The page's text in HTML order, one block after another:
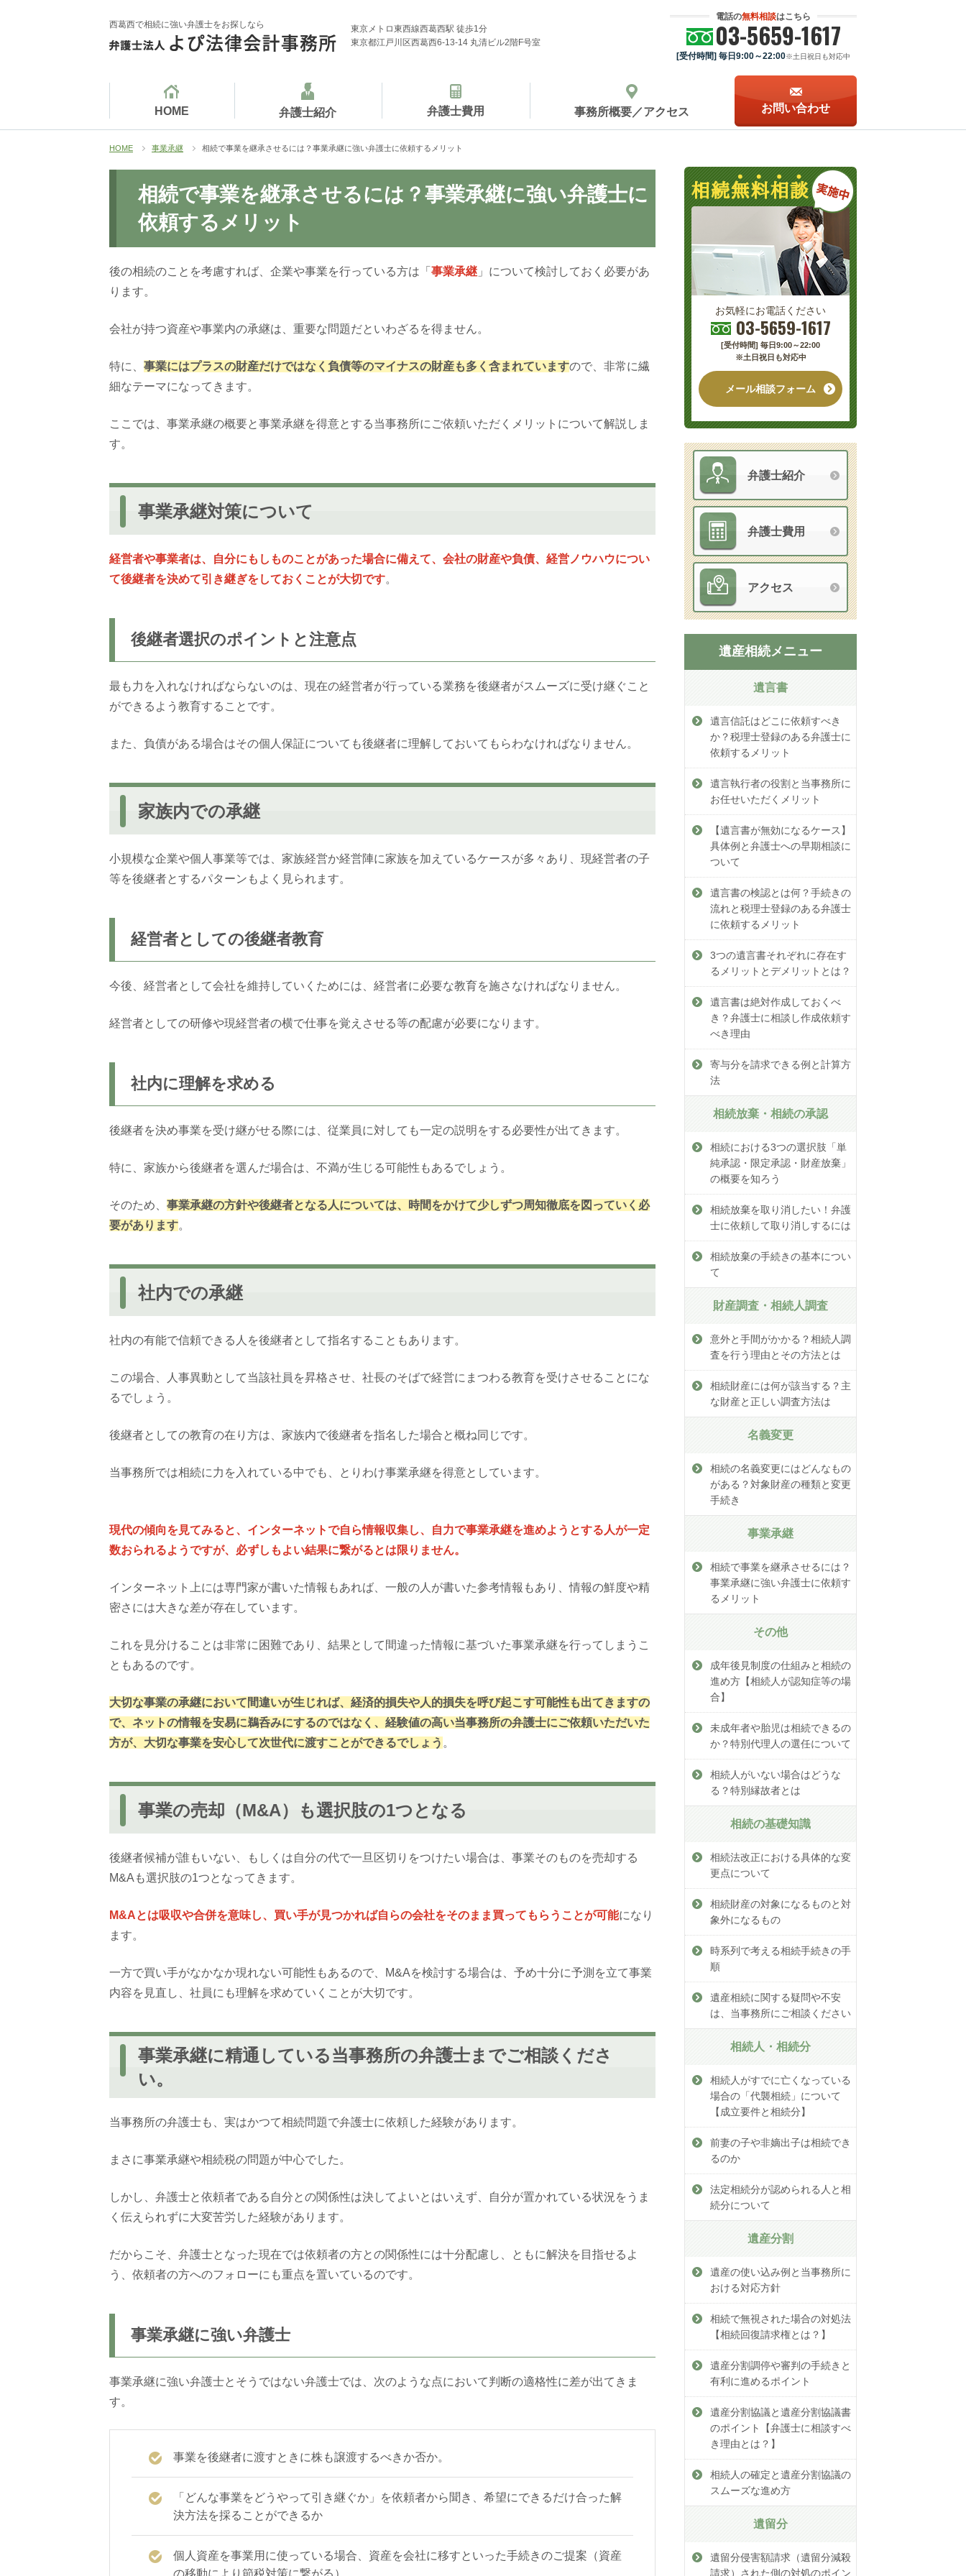
西葛西で相続に強い弁護士をお探しなら
東京メトロ東西線西葛西駅 徒歩1分
東京都江戸川区西葛西6-13-14 丸清ビル2階F号室
電話の無料相談はこちら
03-5659-1617
[受付時間] 毎日9:00～22:00※土日祝日も対応中
HOME 弁護士紹介 弁護士費用 事務所概要／アクセス お問い合わせ
HOME 事業承継 相続で事業を継承させるには？事業承継に強い弁護士に依頼するメリット
相続で事業を継承させるには？事業承継に強い弁護士に
依頼するメリット
後の相続のことを考慮すれば、企業や事業を行っている方は「 事業承継 」について検討しておく必要があ
ります。
会社が持つ資産や事業内の承継は、重要な問題だといわざるを得ません。
特に、 事業にはプラスの財産だけではなく負債等のマイナスの財産も多く含まれていますので、非常に繊
細なテーマになってきます。
ここでは、事業承継の概要と事業承継を得意とする当事務所にご依頼いただくメリットについて解説しま
す。
事業承継対策について
経営者や事業者は、自分にもしものことがあった場合に備えて、会社の財産や負債、経営ノウハウについ
て後継者を決めて引き継ぎをしておくことが大切です。
後継者選択のポイントと注意点
最も力を入れなければならないのは、現在の経営者が行っている業務を後継者がスムーズに受け継ぐこと
ができるよう教育することです。
また、負債がある場合はその個人保証についても後継者に理解しておいてもらわなければなりません。
家族内での承継
小規模な企業や個人事業等では、家族経営か経営陣に家族を加えているケースが多々あり、現経営者の子
等を後継者とするパターンもよく見られます。
経営者としての後継者教育
今後、経営者として会社を維持していくためには、経営者に必要な教育を施さなければなりません。
経営者としての研修や現経営者の横で仕事を覚えさせる等の配慮が必要になります。
社内に理解を求める
後継者を決め事業を受け継がせる際には、従業員に対しても一定の説明をする必要性が出てきます。
特に、家族から後継者を選んだ場合は、不満が生じる可能性もあるでしょう。
そのため、 事業承継の方針や後継者となる人については、時間をかけて少しずつ周知徹底を図っていく必
要があります。
社内での承継
社内の有能で信頼できる人を後継者として指名することもあります。
この場合、人事異動として当該社員を昇格させ、社長のそばで経営にまつわる教育を受けさせることにな
るでしょう。
後継者としての教育の在り方は、家族内で後継者を指名した場合と概ね同じです。
当事務所では相続に力を入れている中でも、とりわけ事業承継を得意としています。
現代の傾向を見てみると、インターネットで自ら情報収集し、自力で事業承継を進めようとする人が一定
数おられるようですが、必ずしもよい結果に繋がるとは限りません。
インターネット上には専門家が書いた情報もあれば、一般の人が書いた参考情報もあり、情報の鮮度や精
密さには大きな差が存在しています。
これを見分けることは非常に困難であり、結果として間違った情報に基づいた事業承継を行ってしまうこ
ともあるのです。
大切な事業の承継において間違いが生じれば、経済的損失や人的損失を呼び起こす可能性も出てきますの
で、ネットの情報を安易に鵜呑みにするのではなく、経験値の高い当事務所の弁護士にご依頼いただいた
方が、大切な事業を安心して次世代に渡すことができるでしょう 。
事業の売却（M&A）も選択肢の1つとなる
後継者候補が誰もいない、もしくは自分の代で一旦区切りをつけたい場合は、事業そのものを売却する
M&Aも選択肢の1つとなってきます。
M&Aとは吸収や合併を意味し、買い手が見つかれば自らの会社をそのまま買ってもらうことが可能になり
ます。
一方で買い手がなかなか現れない可能性もあるので、M&Aを検討する場合は、予め十分に予測を立て事業
内容を見直し、社員にも理解を求めていくことが大切です。
事業承継に精通している当事務所の弁護士までご相談くださ
い。
当事務所の弁護士も、実はかつて相続問題で弁護士に依頼した経験があります。
まさに事業承継や相続税の問題が中心でした。
しかし、弁護士と依頼者である自分との関係性は決してよいとはいえず、自分が置かれている状況をうま
く伝えられずに大変苦労した経験があります。
だからこそ、弁護士となった現在では依頼者の方との関係性には十分配慮し、ともに解決を目指せるよ
う、依頼者の方へのフォローにも重点を置いているのです。
事業承継に強い弁護士
事業承継に強い弁護士とそうではない弁護士では、次のような点において判断の適格性に差が出てきま
す。
事業を後継者に渡すときに株も譲渡するべきか否か。
「どんな事業をどうやって引き継ぐか」を依頼者から聞き、希望にできるだけ合った解
決方法を採ることができるか
個人資産を事業用に使っている場合、資産を会社に移すといった手続きのご提案（資産
の移動により節税対策に繋がる）
お気軽にお電話ください
03-5659-1617
[受付時間] 毎日9:00～22:00
※土日祝日も対応中
メール相談フォーム
弁護士紹介
弁護士費用
アクセス
遺産相続メニュー
遺言書
遺言信託はどこに依頼すべき
か？税理士登録のある弁護士に
依頼するメリット
遺言執行者の役割と当事務所に
お任せいただくメリット
【遺言書が無効になるケース】
具体例と弁護士への早期相談に
ついて
遺言書の検認とは何？手続きの
流れと税理士登録のある弁護士
に依頼するメリット
3つの遺言書それぞれに存在す
るメリットとデメリットとは？
遺言書は絶対作成しておくべ
き？弁護士に相談し作成依頼す
べき理由
寄与分を請求できる例と計算方
法
相続放棄・相続の承認
相続における3つの選択肢「単
純承認・限定承認・財産放棄」
の概要を知ろう
相続放棄を取り消したい！弁護
士に依頼して取り消しするには
相続放棄の手続きの基本につい
て
財産調査・相続人調査
意外と手間がかかる？相続人調
査を行う理由とその方法とは
相続財産には何が該当する？主
な財産と正しい調査方法は
名義変更
相続の名義変更にはどんなもの
がある？対象財産の種類と変更
手続き
事業承継
相続で事業を継承させるには？
事業承継に強い弁護士に依頼す
るメリット
その他
成年後見制度の仕組みと相続の
進め方【相続人が認知症等の場
合】
未成年者や胎児は相続できるの
か？特別代理人の選任について
相続人がいない場合はどうな
る？特別縁故者とは
相続の基礎知識
相続法改正における具体的な変
更点について
相続財産の対象になるものと対
象外になるもの
時系列で考える相続手続きの手
順
遺産相続に関する疑問や不安
は、当事務所にご相談ください
相続人・相続分
相続人がすでに亡くなっている
場合の「代襲相続」について
【成立要件と相続分】
前妻の子や非嫡出子は相続でき
るのか
法定相続分が認められる人と相
続分について
遺産分割
遺産の使い込み例と当事務所に
おける対応方針
相続で無視された場合の対処法
【相続回復請求権とは？】
遺産分割調停や審判の手続きと
有利に進めるポイント
遺産分割協議と遺産分割協議書
のポイント【弁護士に相談すべ
き理由とは？】
相続人の確定と遺産分割協議の
スムーズな進め方
遺留分
遺留分侵害額請求（遺留分減殺
請求）された側の対処のポイン